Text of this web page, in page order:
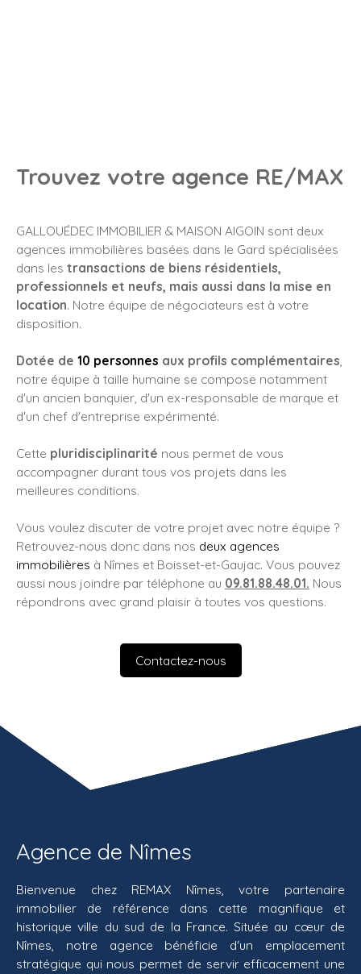
Trouvez votre agence RE/MAX
GALLOUÉDEC IMMOBILIER & MAISON AIGOIN sont deux
agences immobilières basées dans le Gard spécialisées
dans les transactions de biens résidentiels,
professionnels et neufs, mais aussi dans la mise en
location. Notre équipe de négociateurs est à votre
disposition.
Dotée de 10 personnes aux profils complémentaires,
notre équipe à taille humaine se compose notamment
d'un ancien banquier, d'un ex-responsable de marque et
d'un chef d'entreprise expérimenté.
Cette pluridisciplinarité nous permet de vous
accompagner durant tous vos projets dans les
meilleures conditions.
Vous voulez discuter de votre projet avec notre équipe ?
Retrouvez-nous donc dans nos deux agences
immobilières à Nîmes et Boisset-et-Gaujac. Vous pouvez
aussi nous joindre par téléphone au 09.81.88.48.01. Nous
répondrons avec grand plaisir à toutes vos questions.
Contactez-nous
Agence de Nîmes
Bienvenue chez REMAX Nîmes, votre partenaire
immobilier de référence dans cette magnifique et
historique ville du sud de la France. Située au cœur de
Nîmes, notre agence bénéficie d'un emplacement
stratégique qui nous permet de servir efficacement une